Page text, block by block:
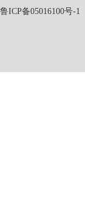
鲁ICP备05016100号-1